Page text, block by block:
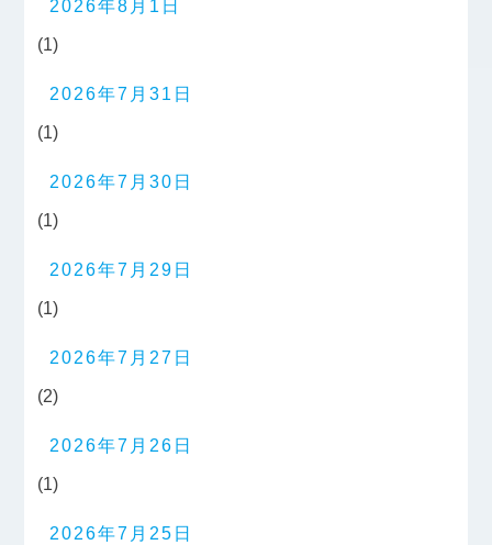
2026年8月1日
(1)
2026年7月31日
(1)
2026年7月30日
(1)
2026年7月29日
(1)
2026年7月27日
(2)
2026年7月26日
(1)
2026年7月25日